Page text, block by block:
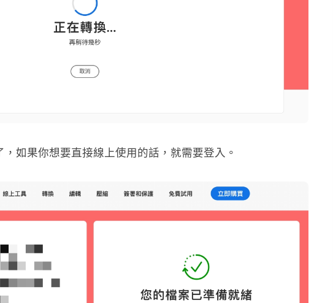
如果你想要直接線上使用的話，就需要登入。